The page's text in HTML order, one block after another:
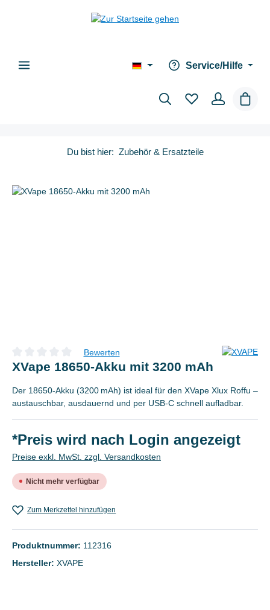
Service/Hilfe
Du bist hier: Zubehör & Ersatzteile
Bildergalerie überspringen
Durchschnittliche Bewertung von 0 von 5 Sternen
Bewerten
XVape 18650-Akku mit 3200 mAh
Der 18650-Akku (3200 mAh) ist ideal für den XVape Xlux Roffu –
austauschbar, ausdauernd und per USB-C schnell aufladbar.
*Preis wird nach Login angezeigt
Preise exkl. MwSt. zzgl. Versandkosten
Nicht mehr verfügbar
Zum Merkzettel hinzufügen
Produktnummer: 112316
Hersteller: XVAPE